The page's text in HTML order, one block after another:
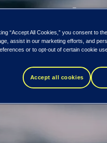
“Accept All Cookies,” you consent to
assist in our marketing efforts, and
or to opt-out of certain cookie
Accept all cookies